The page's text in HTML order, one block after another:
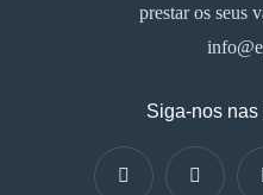
prestar os seus
Siga-nos